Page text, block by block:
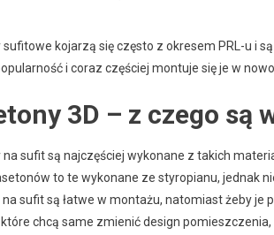
sufitowe kojarzą się często z okresem PRL-u i
i coraz częściej montuje się je w
3D – z czego są
na sufit są najczęściej wykonane z takich
to te wykonane ze styropianu, jednak
na sufit są łatwe w montażu, natomiast żeby je
które chcą same zmienić design